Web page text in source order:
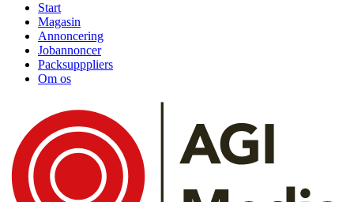
Start
Magasin
Annoncering
Jobannoncer
Packsupppliers
Om os